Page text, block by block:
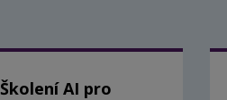
Školení AI pro